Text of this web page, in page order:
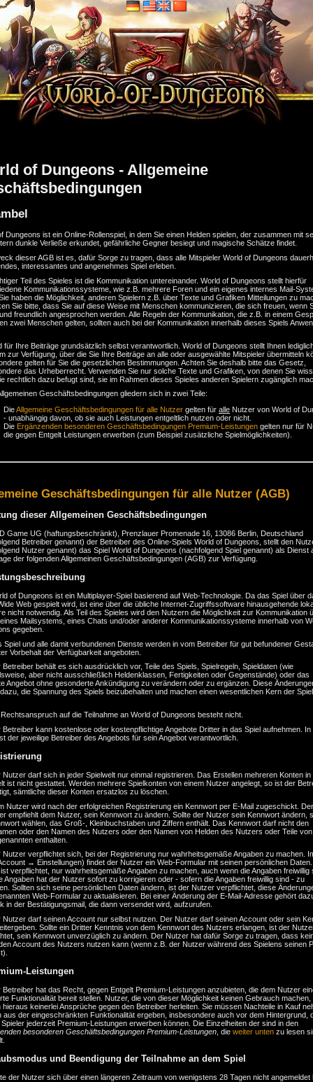
of Dungeons - Allgemeine
Dungeons ist ein Online-Rollenspiel, in dem Sie einen Helden spielen, der zusammen mit
dunkle Verließe erkundet, gefährliche Gegner besiegt und magische Schätze findet.
dieser AGB ist es, dafür Sorge zu tragen, dass alle Mitspieler World of Dungeons
interessantes und angenehmes Spiel erleben.
Teil des Spieles ist die Kommunikation untereinander. World of Dungeons stellt hierfür
Kommunikationssysteme, wie z.B. mehrere Foren und ein eigenes internes Mail-
haben die Möglichkeit, anderen Spielern z.B. über Texte und Grafiken Mitteilungen zu
Sie bitte, dass Sie auf diese Weise mit Menschen kommunizieren, die sich freuen, wenn
freundlich angesprochen werden. Alle Regeln der Kommunikation, die z.B. in einem
zwei Menschen gelten, sollten auch bei der Kommunikation innerhalb dieses Spiels
für Ihre Beiträge grundsätzlich selbst verantwortlich. World of Dungeons stellt Ihnen
zur Verfügung, über die Sie Ihre Beiträge an alle oder ausgewählte Mitspieler übermitteln
gelten für Sie die gesetzlichen Bestimmungen. Achten Sie deshalb bitte das Gesetz,
das Urheberrecht. Verwenden Sie nur solche Texte und Grafiken, von denen Sie
rechtlich dazu befugt sind, sie im Rahmen dieses Spieles anderen Spielern zugänglich
Geschäftsbedingungen gliedern sich in zwei Teile:
DieAllgemeine Geschäftsbedingungen für alle Nutzer gelten für alle Nutzer von World of
- unabhängig davon, ob sie auch Leistungen entgeltlich nutzen oder nicht.
Die Ergänzenden besonderen Geschäftsbedingungen Premium-Leistungen gelten nur für
die gegen Entgelt Leistungen erwerben (zum Beispiel zusätzliche Spielmöglichkeiten).
Geschäftsbedingungen für alle Nutzer (AGB)
dieser Allgemeinen Geschäftsbedingungen
Game UG (haftungsbeschränkt), Prenzlauer Promenade 16, 13086 Berlin, Deutschland
Betreiber genannt) der Betreiber des Online-Spiels World of Dungeons, stellt den
Nutzer genannt) das Spiel World of Dungeons (nachfolgend Spiel genannt) als Dienst
der folgenden Allgemeinen Geschäftsbedingungen (AGB) zur Verfügung.
of Dungeons ist ein Multiplayer-Spiel basierend auf Web-Technologie. Da das Spiel über
Web gespielt wird, ist eine über die übliche Internet-Zugriffssoftware hinausgehende
nicht notwendig. Als Teil des Spieles wird den Nutzern die Möglichkeit zur Kommunikation
Mailsystems, eines Chats und/oder anderer Kommunikationssysteme innerhalb von
gegeben.
Spiel und alle damit verbundenen Dienste werden in vom Betreiber für gut befundener
Vorbehalt der Verfügbarkeit angeboten.
Betreiber behält es sich ausdrücklich vor, Teile des Spiels, Spielregeln, Spieldaten (wie
aber nicht ausschließlich Heldenklassen, Fertigkeiten oder Gegenstände) oder das
Angebot ohne gesonderte Ankündigung zu verändern oder zu ergänzen. Diese
die Spannung des Spiels beizubehalten und machen einen wesentlichen Kern der
auf die Teilnahme an World of Dungeons besteht nicht.
Betreiber kann kostenlose oder kostenpflichtige Angebote Dritter in das Spiel aufnehmen. In
der jeweilige Betreiber des Angebots für sein Angebot verantwortlich.
Nutzer darf sich in jeder Spielwelt nur einmal registrieren. Das Erstellen mehreren Konten in
ist nicht gestattet. Werden mehrere Spielkonten von einem Nutzer angelegt, so ist der
sämtliche dieser Konten ersatzlos zu löschen.
Nutzer wird nach der erfolgreichen Registrierung ein Kennwort per E-Mail zugeschickt. Der
empfiehlt dem Nutzer, sein Kennwort zu ändern. Sollte der Nutzer sein Kennwort ändern,
wählen, das Groß-, Kleinbuchstaben und Ziffern enthält. Das Kennwort darf nicht den
oder den Namen des Nutzers oder den Namen von Helden des Nutzers oder Teile
enthalten.
Nutzer verpflichtet sich, bei der Registrierung nur wahrheitsgemäße Angaben zu machen.
→ Einstellungen) findet der Nutzer ein Web-Formular mit seinen persönlichen
verpflichtet, nur wahrheitsgemäße Angaben zu machen, auch wenn die Angaben freiwillig
Angaben hat der Nutzer sofort zu korrigieren oder - sofern die Angaben freiwillig sind - zu
Sollten sich seine persönlichen Daten ändern, ist der Nutzer verpflichtet, diese
Web-Formular zu aktualisieren. Bei einer Änderung der E-Mail-Adresse gehört
in der Bestätigungsmail, die dann versendet wird, aufzurufen.
Nutzer darf seinen Account nur selbst nutzen. Der Nutzer darf seinen Account oder sein
Sollte ein Dritter Kenntnis von dem Kennwort des Nutzers erlangen, ist der
sein Kennwort unverzüglich zu ändern. Der Nutzer hat dafür Sorge zu tragen, dass
Account des Nutzers nutzen kann (wenn z.B. der Nutzer während des Spielens seinen
Leistungen
Betreiber hat das Recht, gegen Entgelt Premium-Leistungen anzubieten, die dem Nutzer
Funktionalität bereit stellen. Nutzer, die von dieser Möglichkeit keinen Gebrauch machen,
hieraus keinerlei Ansprüche gegen den Betreiber herleiten. Sie müssen Nachteile in Kauf
aus der eingeschränkten Funktionalität ergeben, insbesondere auch vor dem Hintergrund,
jederzeit Premium-Leistungen erwerben können. Die Einzelheiten der sind in den
besonderen Geschäftsbedingungen Premium-Leistungen , die weiter unten zu lesen
und Beendigung der Teilnahme an dem Spiel
der Nutzer sich über einen längeren Zeitraum von wenigstens 28 Tagen nicht angemeldet